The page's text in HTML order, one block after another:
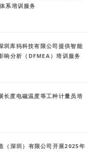
系培训服务
圳库犸科技有限公司提供智能
响分析（DFMEA）培训服务
长度电磁温度等工种计量员培
（深圳）有限公司开展2025年